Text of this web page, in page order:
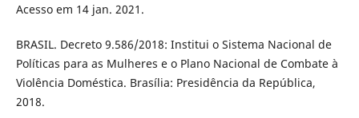
Acesso em 14 jan. 2021.
BRASIL. Decreto 9.586/2018: Institui o Sistema Nacional de
Políticas para as Mulheres e o Plano Nacional de Combate à
Violência Doméstica. Brasília: Presidência da República,
2018.